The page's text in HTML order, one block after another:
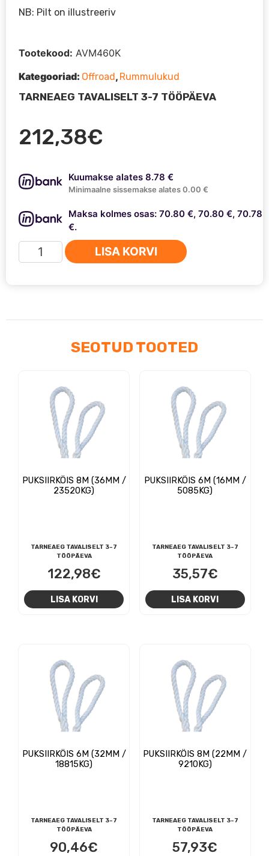
212,38€
NB: Pilt on illustreeriv
Kuumakse alates 8.78 €
Minimaalne sissemakse alates 0.00 €
Maksa kolmes osas: 70.80 €, 70.80 €, 70.78
€.
AVM
rummulukud
LISA KORVI
Tootekood: AVM460K
Kategooriad: Offroad, Rummulukud
TARNEAEG TAVALISELT 3-7 TÖÖPÄEVA
SEOTUD TOOTED
PUKSIIRKÖIS 8M (36MM /
23520KG)
TARNEAEG TAVALISELT 3-7
TÖÖPÄEVA
122,98€
LISA KORVI
PUKSIIRKÖIS 6M (16MM /
5085KG)
TARNEAEG TAVALISELT 3-7
TÖÖPÄEVA
35,57€
LISA KORVI
PUKSIIRKÖIS 6M (32MM /
18815KG)
TARNEAEG TAVALISELT 3-7
TÖÖPÄEVA
90,46€
PUKSIIRKÖIS 8M (22MM /
9210KG)
TARNEAEG TAVALISELT 3-7
TÖÖPÄEVA
57,93€